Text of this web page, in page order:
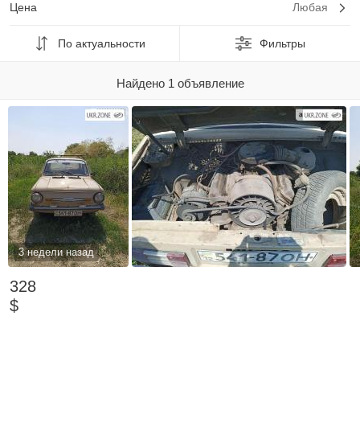
Цена Любая
По актуальности Фильтры
Найдено 1 объявление
3 недели назад
328
$